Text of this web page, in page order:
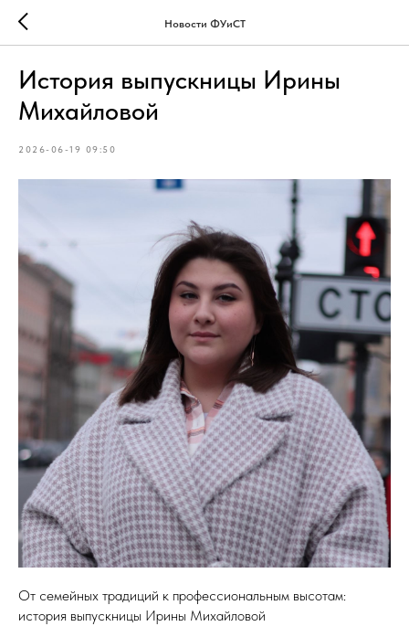
Новости ФУиСТ
История выпускницы Ирины
Михайловой
2026-06-19 09:50
От семейных традиций к профессиональным высотам:
история выпускницы Ирины Михайловой